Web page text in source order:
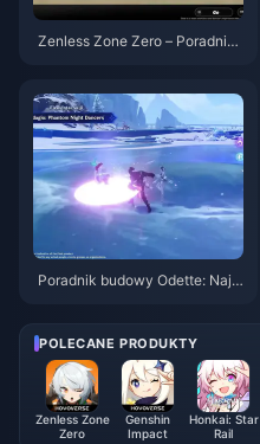
Zenless Zone Zero – Poradnik
Poradnik budowy Odette: Najle
POLECANE PRODUKTY
Zenless Zone
Zero
Genshin
Impact
Honkai: Star
Rail